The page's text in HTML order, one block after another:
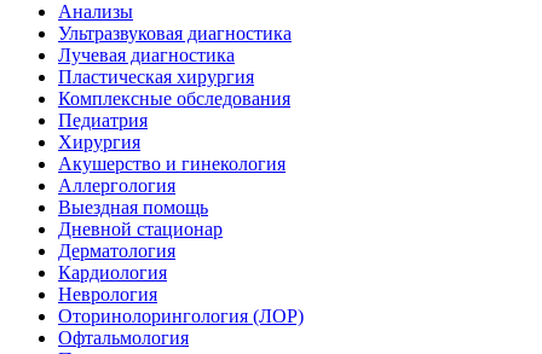
Анализы
Ультразвуковая диагностика
Лучевая диагностика
Пластическая хирургия
Комплексные обследования
Педиатрия
Хирургия
Акушерство и гинекология
Аллергология
Выездная помощь
Дневной стационар
Дерматология
Кардиология
Неврология
Оторинолорингология (ЛОР)
Офтальмология